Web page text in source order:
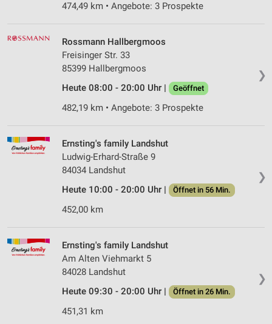
474,49 km • Angebote: 3 Prospekte
❯
Rossmann Hallbergmoos
Freisinger Str. 33
85399 Hallbergmoos
Heute 08:00 - 20:00 Uhr |
Geöffnet
482,19 km • Angebote: 3 Prospekte
❯
Ernsting's family Landshut
Ludwig-Erhard-Straße 9
84034 Landshut
Heute 10:00 - 20:00 Uhr |
Öffnet in 56 Min.
452,00 km
❯
Ernsting's family Landshut
Am Alten Viehmarkt 5
84028 Landshut
Heute 09:30 - 20:00 Uhr |
Öffnet in 26 Min.
451,31 km